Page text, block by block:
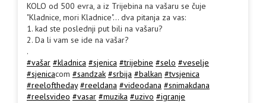
KOLO od 500 evra, a iz Trijebina na vašaru se čuje
"Kladnice, mori Kladnice"... dva pitanja za vas:
1. kad ste poslednji put bili na vašaru?
2. Da li vam se ide na vašar?
.
#vašar #kladnica #sjenica #trijebine #selo #veselje
#sjenicacom #sandzak #srbija #balkan #tvsjenica
#reeloftheday #reeldana #videodana #snimakdana
#reelsvideo #vasar #muzika #uzivo #igranje